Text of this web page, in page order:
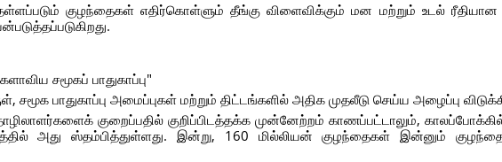
குழந்தைகள் எதிர்கொள்ளும் தீங்கு விளைவிக்கும் மன மற்றும் உடல்
சமூகப் பாதுகாப்பு"
பாதுகாப்பு அமைப்புகள் மற்றும் திட்டங்களில் அதிக முதலீடு செய்ய அழைப்பு
குறைப்பதில் குறிப்பிடத்தக்க முன்னேற்றம் காணப்பட்டாலும்,
அது ஸ்தம்பித்துள்ளது. இன்று, 160 மில்லியன் குழந்தைகள் இன்னும்